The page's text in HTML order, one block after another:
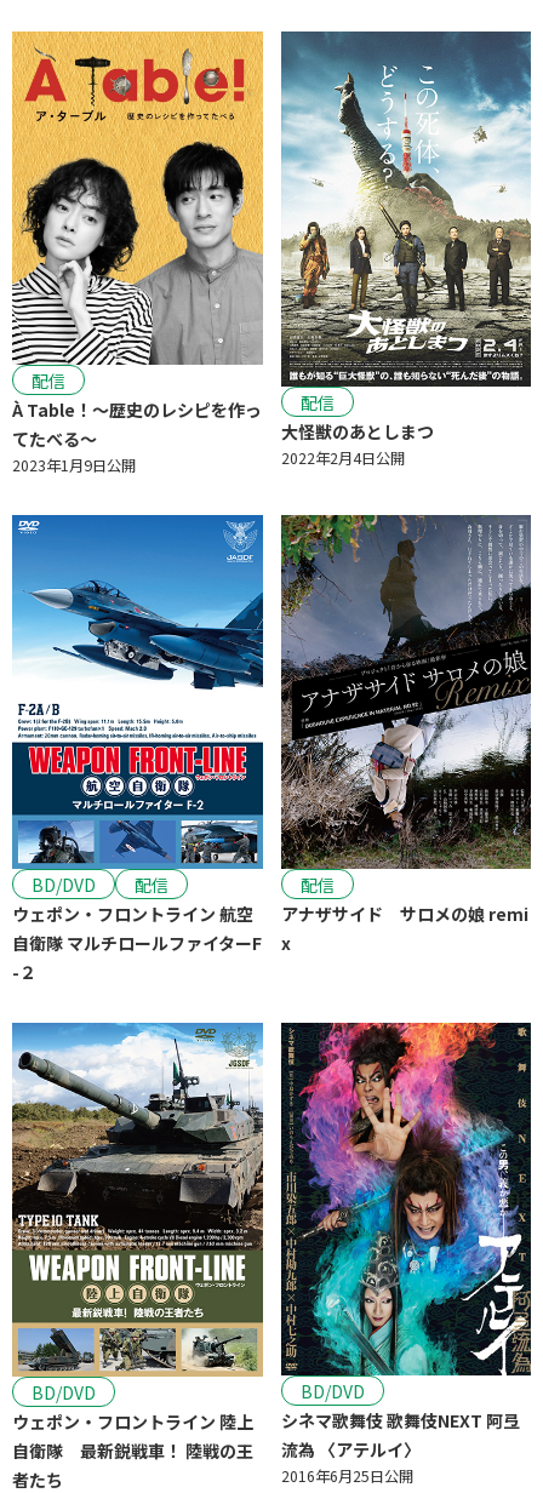
配信
À Table！〜歴史のレシピを作っ
てたべる〜
2023年1月9日公開
配信
大怪獣のあとしまつ
2022年2月4日公開
BD/DVD
配信
ウェポン・フロントライン 航空
自衛隊 マルチロールファイターF
-２
配信
アナザサイド サロメの娘 remi
x
BD/DVD
ウェポン・フロントライン 陸上
自衛隊 最新鋭戦車！ 陸戦の王
者たち
BD/DVD
シネマ歌舞伎 歌舞伎NEXT 阿弖
流為 〈アテルイ〉
2016年6月25日公開